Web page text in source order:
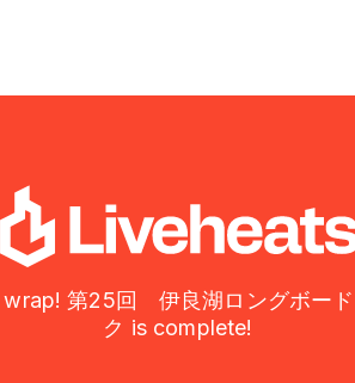
第25回 伊良湖ロングボー
ク is complete!